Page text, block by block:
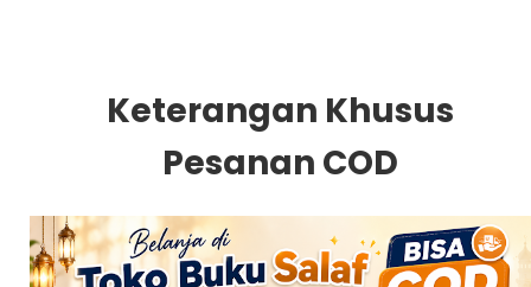
Keterangan Khusus
Pesanan COD